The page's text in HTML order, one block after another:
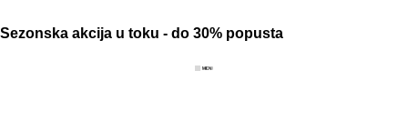
Sezonska akcija u toku - do 30% popusta